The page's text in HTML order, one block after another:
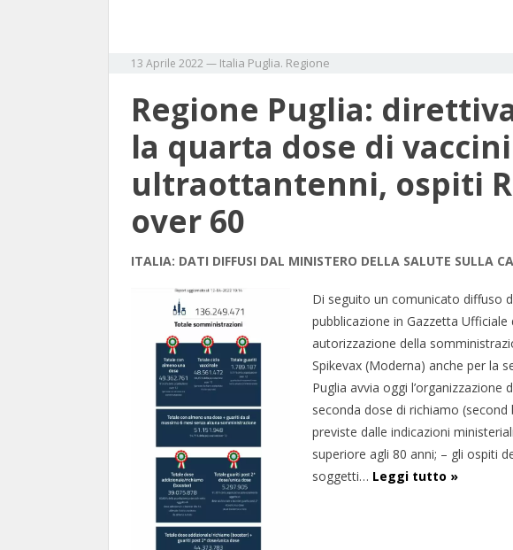
13 Aprile 2022 — Italia Puglia. Regione
Regione Puglia:
la quarta dose di
ultraottantenni, ospiti
over 60
ITALIA: DATI DIFFUSI DAL MINISTERO DELLA SALUTE SULLA
Di seguito un comunicato diffuso
pubblicazione in Gazzetta Ufficiale
autorizzazione della
Spikevax (Moderna) anche per la
Puglia avvia oggi l’organizzazione
seconda dose di richiamo
previste dalle indicazioni
superiore agli 80 anni; – gli ospiti
soggetti… Leggi tutto »